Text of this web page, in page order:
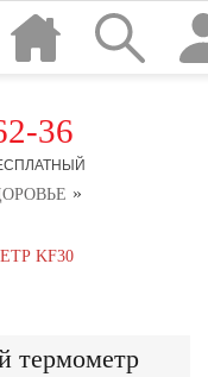
36
»
KF30
термометр